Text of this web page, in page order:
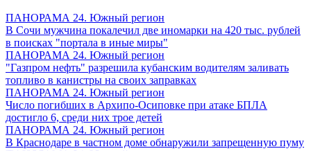
ПАНОРАМА 24. Южный регион
В Сочи мужчина покалечил две иномарки на 420 тыс. рублей
в поисках "портала в иные миры"
ПАНОРАМА 24. Южный регион
"Газпром нефть" разрешила кубанским водителям заливать
топливо в канистры на своих заправках
ПАНОРАМА 24. Южный регион
Число погибших в Архипо-Осиповке при атаке БПЛА
достигло 6, среди них трое детей
ПАНОРАМА 24. Южный регион
В Краснодаре в частном доме обнаружили запрещенную пуму